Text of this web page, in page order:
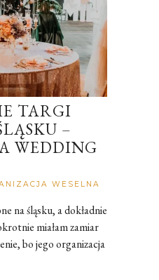
TARGI
–
WEDDING
WESELNA
na śląsku, a dokładnie
miałam zamiar
bo jego organizacja